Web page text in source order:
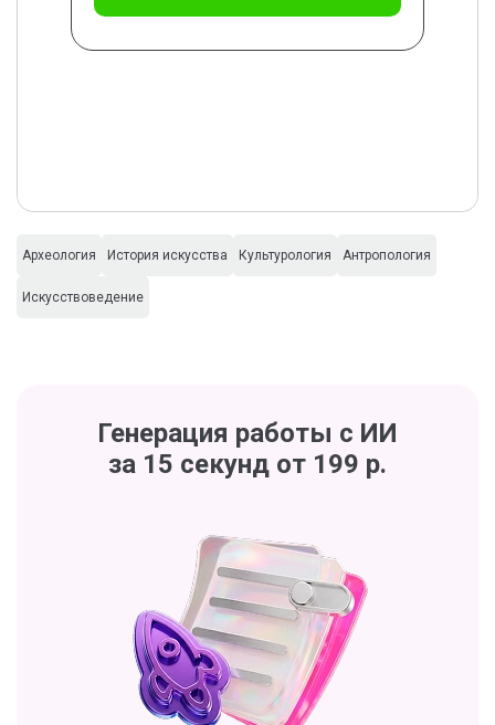
Археология История искусства Культурология Антропология
Искусствоведение
Генерация работы с ИИ
за 15 секунд от 199 р.